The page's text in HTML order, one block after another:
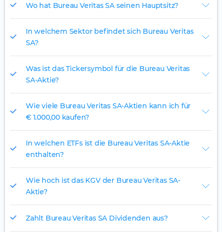
Wo hat Bureau Veritas SA seinen Hauptsitz?
In welchem Sektor befindet sich Bureau Veritas
SA?
Was ist das Tickersymbol für die Bureau Veritas
SA-Aktie?
Wie viele Bureau Veritas SA-Aktien kann ich für
€ 1.000,00 kaufen?
In welchen ETFs ist die Bureau Veritas SA-Aktie
enthalten?
Wie hoch ist das KGV der Bureau Veritas SA-
Aktie?
Zahlt Bureau Veritas SA Dividenden aus?